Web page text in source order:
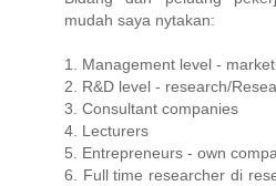
mudah saya nytakan:
1. Management level -
2. R&D level - research/
3. Consultant companies
4. Lecturers
5. Entrepreneurs - own
6. Full time researcher di